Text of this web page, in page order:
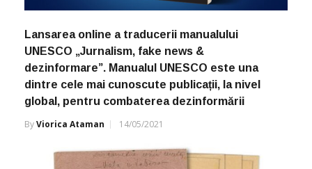
Lansarea online a traducerii manualului
UNESCO „Jurnalism, fake news &
dezinformare”. Manualul UNESCO este una
dintre cele mai cunoscute publicații, la nivel
global, pentru combaterea dezinformării
ByViorica Ataman 14/05/2021